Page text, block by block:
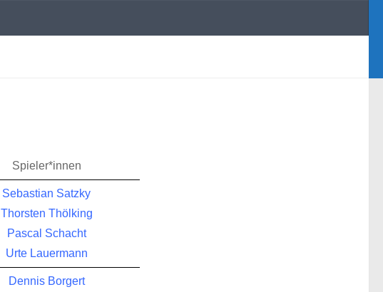
Spieler*innen
Sebastian Satzky
Thorsten Thölking
Pascal Schacht
Urte Lauermann
Dennis Borgert